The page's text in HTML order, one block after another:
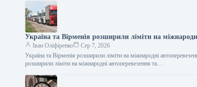
Україна та Вірменія розширили ліміти на
Іван Оліфіренко
Сер 7, 2026
Україна та Вірменія розширили ліміти на міжнародні
розширили ліміти на міжнародні автоперевезення та…